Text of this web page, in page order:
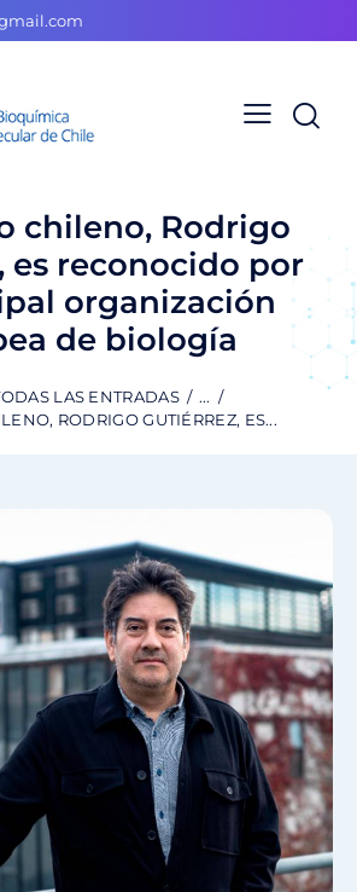
chileno, Rodrigo
es reconocido por
organización
de biología
LAS ENTRADAS
...
RODRIGO GUTIÉRREZ, ES...